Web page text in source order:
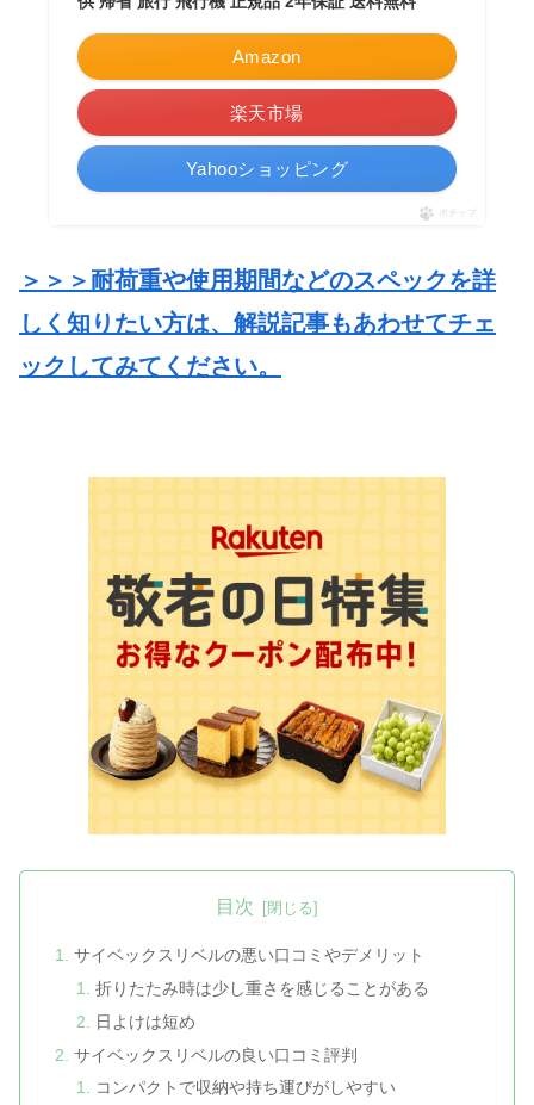
Amazon
楽天市場
Yahooショッピング
ポチップ
＞＞＞耐荷重や使用期間などのスペックを詳
しく知りたい方は、解説記事もあわせてチェ
ックしてみてください。
目次
サイベックスリベルの悪い口コミやデメリット
折りたたみ時は少し重さを感じることがある
日よけは短め
サイベックスリベルの良い口コミ評判
コンパクトで収納や持ち運びがしやすい